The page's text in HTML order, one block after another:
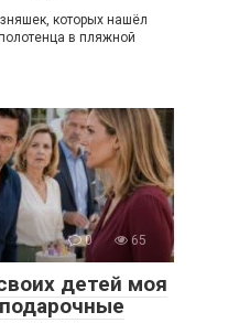
которых нашёл
в пляжной
0 65
детей моя